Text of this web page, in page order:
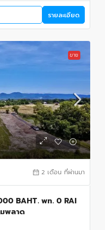
รายละเอียด
ขาย
2 เดือน ที่ผ่านมา
BAHT. พท. 0 RAI
พลาด